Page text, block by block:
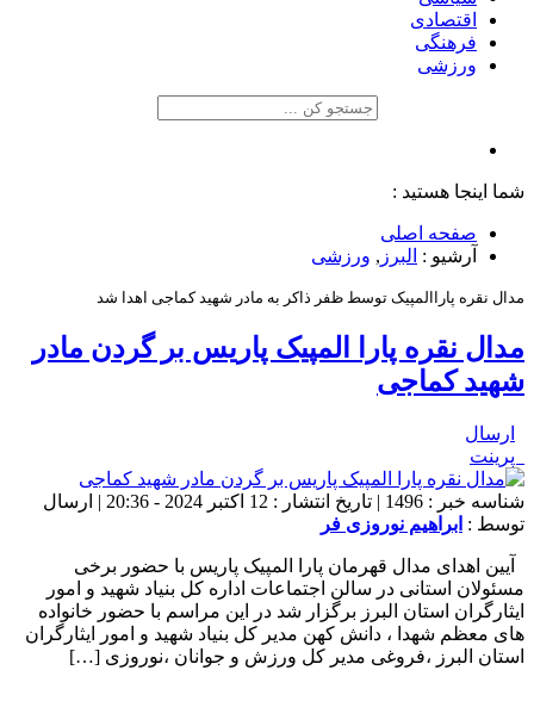
اقتصادی
فرهنگی
ورزشی
شما اینجا هستید :
صفحه اصلی
آرشیو : البرز , ورزشی
مدال نقره پاراالمپیک توسط ظفر ذاکر به مادر شهید کماجی اهدا شد
مدال نقره پارا المپیک پاریس بر گردن مادر
شهید کماجی
ارسال
پرینت
شناسه خبر : 1496 | تاریخ انتشار : 12 اکتبر 2024 - 20:36 | ارسال
توسط : ابراهیم نوروزی فر
آیین اهدای مدال قهرمان پارا المپیک پاریس با حضور برخی
مسئولان استانی در سالن اجتماعات اداره کل بنیاد شهید و امور
ایثارگران استان البرز برگزار شد در این مراسم با حضور خانواده
های معظم شهدا ، دانش کهن مدیر کل بنیاد شهید و امور ایثارگران
استان البرز ،فروغی مدیر کل ورزش و جوانان ،نوروزی […]